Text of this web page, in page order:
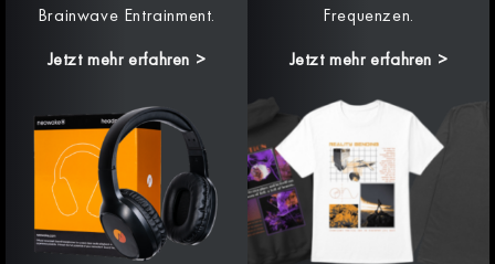
Brainwave Entrainment.
Jetzt mehr erfahren >
Frequenzen.
Jetzt mehr erfahren >